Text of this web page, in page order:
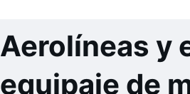
Aerolíneas y
equipaje de